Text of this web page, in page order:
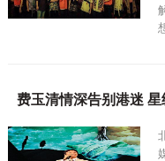
费玉清情深告别港迷